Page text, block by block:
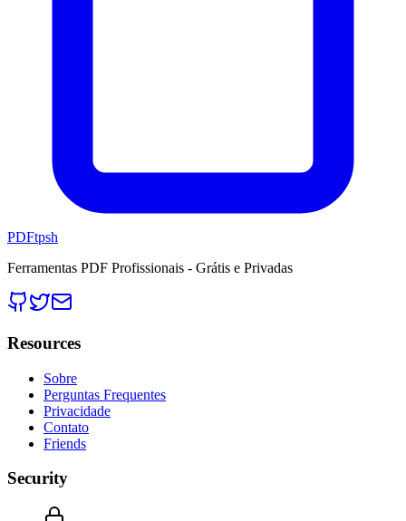
PDFtpsh
Ferramentas PDF Profissionais - Grátis e Privadas
Resources
Sobre
Perguntas Frequentes
Privacidade
Contato
Friends
Security